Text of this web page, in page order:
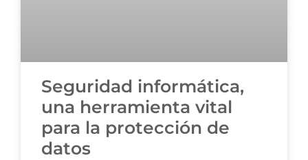
Seguridad informática,
una herramienta vital
para la protección de
datos